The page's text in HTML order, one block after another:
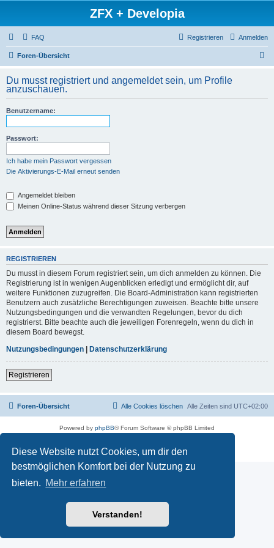
Diese Website nutzt Cookies, um dir den
bestmöglichen Komfort bei der Nutzung zu
bieten. Mehr erfahren
Verstanden!
ZFX + Developia
FAQ Anmelden
Registrieren
Foren-Übersicht
h
Du musst registriert und angemeldet sein, um Profile
anzuschauen.
Benutzername:
Passwort:
Ich habe mein Passwort vergessen
Die Aktivierungs-E-Mail erneut senden
Angemeldet bleiben
Meinen Online-Status während dieser Sitzung verbergen
REGISTRIEREN
Du musst in diesem Forum registriert sein, um dich anmelden zu können. Die
Registrierung ist in wenigen Augenblicken erledigt und ermöglicht dir, auf
weitere Funktionen zuzugreifen. Die Board-Administration kann registrierten
Benutzern auch zusätzliche Berechtigungen zuweisen. Beachte bitte unsere
Nutzungsbedingungen und die verwandten Regelungen, bevor du dich
registrierst. Bitte beachte auch die jeweiligen Forenregeln, wenn du dich in
diesem Board bewegst.
Nutzungsbedingungen | Datenschutzerklärung
Registrieren
Foren-Übersicht Alle Zeiten sind UTC+02:00
Alle Cookies löschen
Powered by phpBB® Forum Software © phpBB Limited
Datenschutz|Nutzungsbedingungen